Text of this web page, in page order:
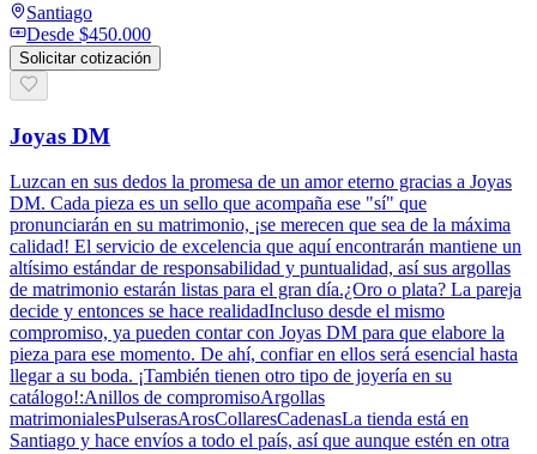
Santiago
Desde $450.000
Solicitar cotización
Joyas DM
Luzcan en sus dedos la promesa de un amor eterno gracias a Joyas
DM. Cada pieza es un sello que acompaña ese "sí" que
pronunciarán en su matrimonio, ¡se merecen que sea de la máxima
calidad! El servicio de excelencia que aquí encontrarán mantiene un
altísimo estándar de responsabilidad y puntualidad, así sus argollas
de matrimonio estarán listas para el gran día.¿Oro o plata? La pareja
decide y entonces se hace realidadIncluso desde el mismo
compromiso, ya pueden contar con Joyas DM para que elabore la
pieza para ese momento. De ahí, confiar en ellos será esencial hasta
llegar a su boda. ¡También tienen otro tipo de joyería en su
catálogo!:Anillos de compromisoArgollas
matrimonialesPulserasArosCollaresCadenasLa tienda está en
Santiago y hace envíos a todo el país, así que aunque estén en otra